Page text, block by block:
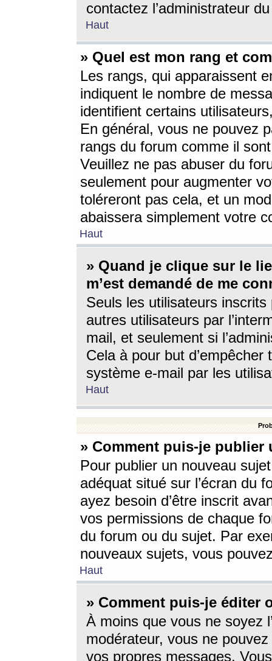
contactez l’administrateur
Haut
» Quel est mon rang et
Les rangs, qui apparaissent
indiquent le nombre de
identifient certains
En général, vous ne pouvez
rangs du forum comme il
Veuillez ne pas abuser du
seulement pour augmenter
toléreront pas cela, et un
abaissera simplement votre
Haut
» Quand je clique sur le
m’est demandé de me
Seuls les utilisateurs
autres utilisateurs par
mail, et seulement si
Cela à pour but
système e-mail par les
Haut
» Comment puis-je
Pour publier un nouveau
adéquat situé sur l’écran du
ayez besoin d’être inscrit
vos permissions de chaque
du forum ou du sujet. Par
nouveaux sujets, vous
Haut
» Comment puis-je éditer
À moins que vous ne soyez
modérateur, vous ne
vos propres messages.